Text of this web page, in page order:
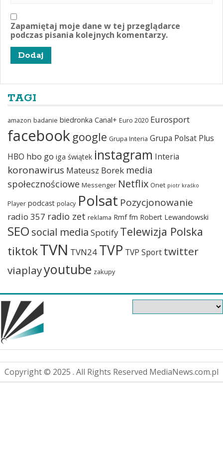
Zapamiętaj moje dane w tej przeglądarce
podczas pisania kolejnych komentarzy.
TAGI
amazon badanie biedronka Canal+ Euro 2020 Eurosport
facebook google Grupa Interia Grupa Polsat Plus
HBO hbo go iga świątek instagram Interia
koronawirus Mateusz Borek media
społecznościowe Messenger Netflix Onet piotr kraśko
Player podcast polacy Polsat Pozycjonowanie
radio 357 radio zet reklama Rmf fm Robert Lewandowski
SEO social media Spotify Telewizja Polska
tiktokTVN TVN24 TVP TVP Sport twitter
viaplayyoutube zakupy
Copyright © 2025 . All Rights Reserved MediaNews.com.pl